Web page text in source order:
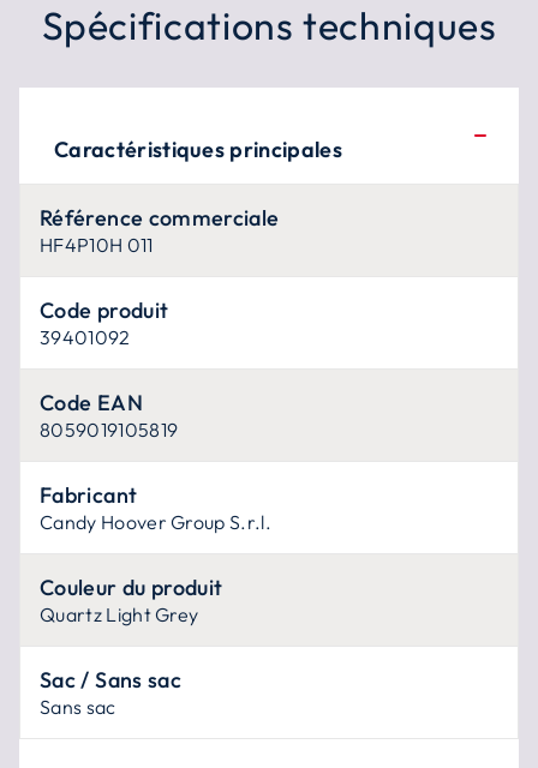
Spécifications techniques
Caractéristiques principales
Référence commerciale
HF4P10H 011
Code produit
39401092
Code EAN
8059019105819
Fabricant
Candy Hoover Group S.r.l.
Couleur du produit
Quartz Light Grey
Sac / Sans sac
Sans sac